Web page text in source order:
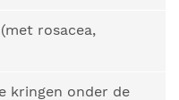
rosacea,
kringen onder de